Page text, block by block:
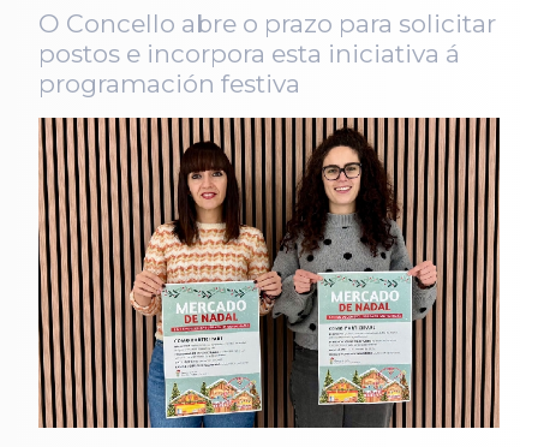
O Concello abre o prazo para solicitar
postos e incorpora esta iniciativa á
programación festiva